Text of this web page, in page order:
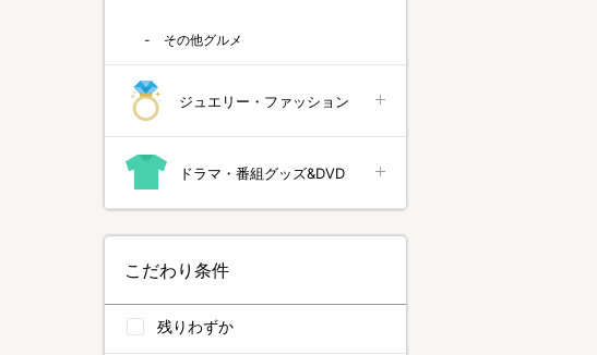
その他グルメ
ジュエリー・ファッション
ドラマ・番組グッズ&DVD
こだわり条件
残りわずか